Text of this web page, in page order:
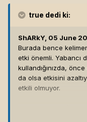
true dedi ki:
ShARkY, 05 June
Burada bence
etki önemli. Yabancı
kullandığınızda,
da olsa etkisini
etkili olmuyor.